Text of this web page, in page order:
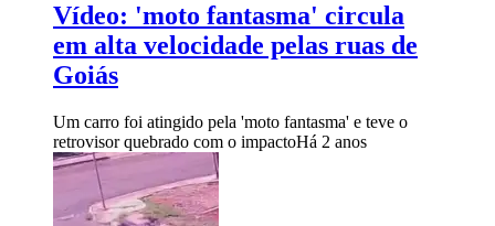
Vídeo: 'moto fantasma' circula
em alta velocidade pelas ruas de
Goiás
Um carro foi atingido pela 'moto fantasma' e teve o
retrovisor quebrado com o impactoHá 2 anos